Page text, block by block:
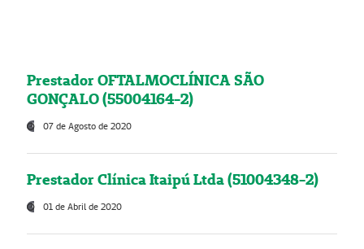
Prestador OFTALMOCLÍNICA SÃO
GONÇALO (55004164-2)
07 de Agosto de 2020
Prestador Clínica Itaipú Ltda (51004348-2)
01 de Abril de 2020